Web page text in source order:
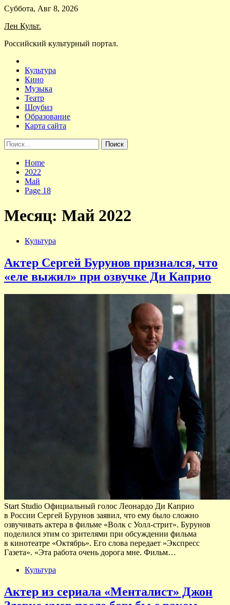
Skip
content
Суббота, Авг 8, 2026
Лен Культ.
Российский культурный портал.
Культура
Кино
Музыка
Театр
Шоубиз
Образование
Карта сайта
Найти:
Home
2022
Май
Page 18
Месяц: Май 2022
Культура
Актер Сергей Бурунов признался, что
«еле выжил» при озвучке Ди Каприо
Start Studio Официальный голос Леонардо Ди Каприо
в России Сергей Бурунов заявил, что ему было сложно
озвучивать актера в фильме «Волк с Уолл-стрит». Бурунов
поделился этим со зрителями при обсуждении фильма
в кинотеатре «Октябрь». Его слова передает »Экспресс
Газета». «Эта работа очень дорога мне. Фильм…
Культура
Актер из сериала «Менталист» Джон